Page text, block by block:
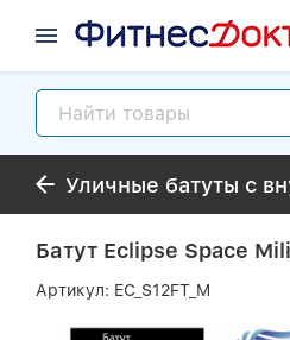
Уличные батуты с
Батут Eclipse Space
Артикул: EC_S12FT_M